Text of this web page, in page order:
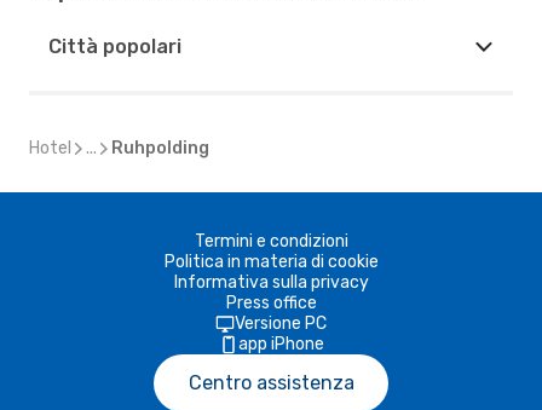
Città popolari
Hotel ... Ruhpolding
Termini e condizioni
Politica in materia di cookie
Informativa sulla privacy
Press office
Versione PC
app iPhone
Centro assistenza